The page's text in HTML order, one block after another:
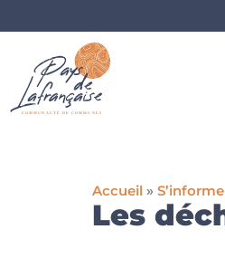
Accueil »
Les